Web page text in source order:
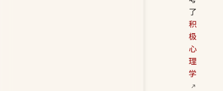
了
积
极
心
理
学